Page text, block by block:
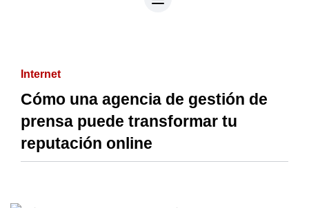
Internet
Cómo una agencia de gestión de
prensa puede transformar tu
reputación online